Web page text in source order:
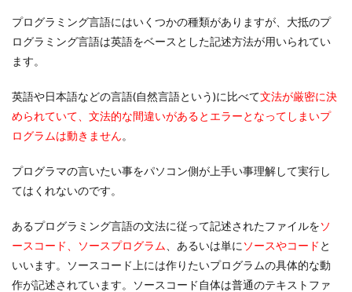
プログラミング言語にはいくつかの種類がありますが、大抵のプ
ログラミング言語は英語をベースとした記述方法が用いられてい
ます。
英語や日本語などの言語(自然言語という)に比べて文法が厳密に決
められていて、文法的な間違いがあるとエラーとなってしまいプ
ログラムは動きません。
プログラマの言いたい事をパソコン側が上手い事理解して実行し
てはくれないのです。
あるプログラミング言語の文法に従って記述されたファイルをソ
ースコード、ソースプログラム 、あるいは単に ソースやコード と
いいます。ソースコード上には作りたいプログラムの具体的な動
作が記述されています。ソースコード自体は普通のテキストファ